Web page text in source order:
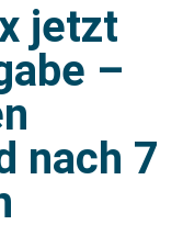
jetzt
–
nach 7